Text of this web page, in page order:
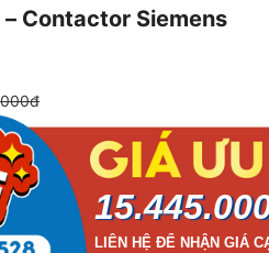
Contactor Siemens
LIÊN HỆ ĐỂ NHẬN GIÁ